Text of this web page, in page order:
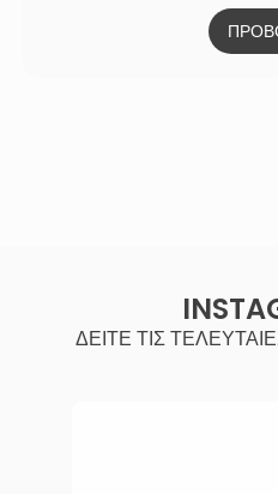
ΔΕΙΤΕ ΤΙΣ